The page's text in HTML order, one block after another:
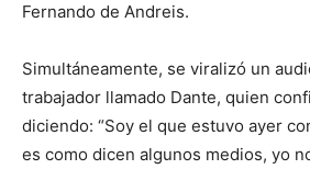
Fernando de Andreis.
Simultáneamente, se viralizó un
trabajador llamado Dante, quien
diciendo: “Soy el que estuvo ayer
es como dicen algunos medios, yo